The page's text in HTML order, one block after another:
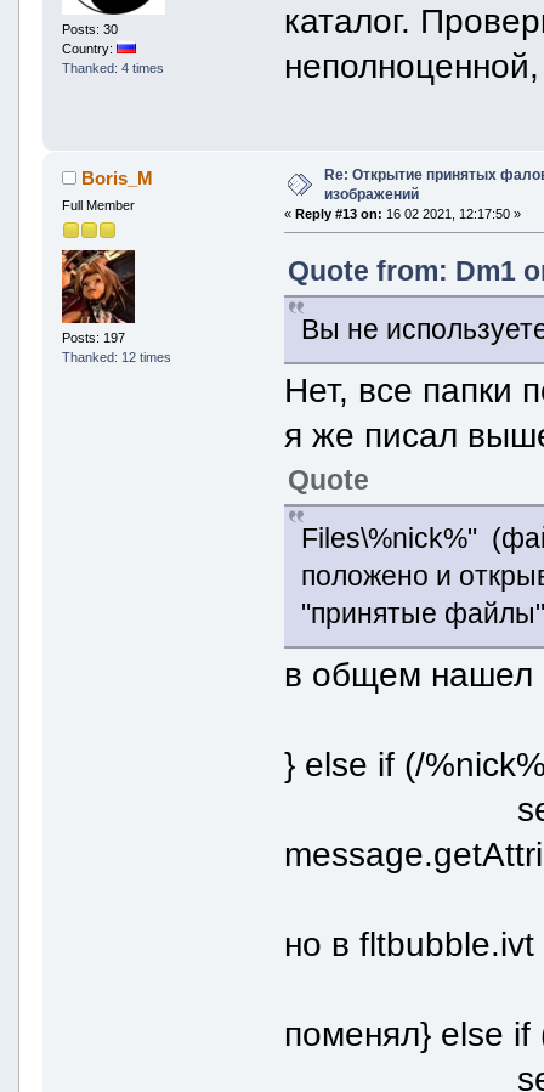
Posts: 30
Country:
Thanked: 4 times
каталог.
Boris_M
Full Member
Posts: 197
Thanked: 12 times
Re: Открытие принятых
изображений
«Reply #13 on: 16 02 2021, 12:17:50 »
Quote from: Dm1
Вы не
Нет, все папки
я же писал
Quote
Files\%nick%"
положено и
"принятые
в общем нашел
} else if (/
но в
поменял} else if